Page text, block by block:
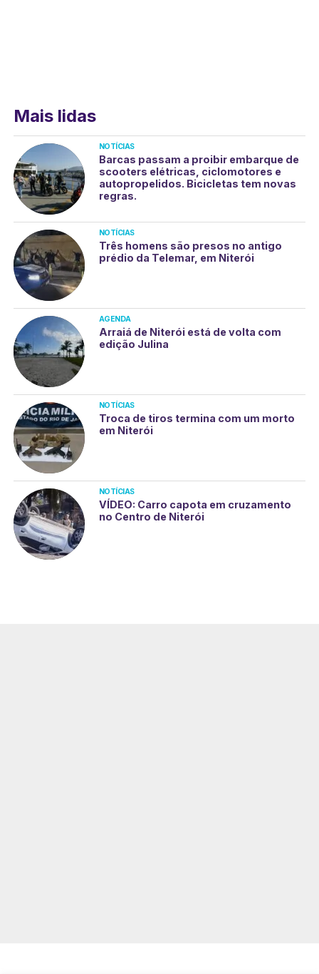
Mais lidas
NOTÍCIAS
Barcas passam a proibir embarque de
scooters elétricas, ciclomotores e
autopropelidos. Bicicletas tem novas
regras.
NOTÍCIAS
Três homens são presos no antigo
prédio da Telemar, em Niterói
AGENDA
Arraiá de Niterói está de volta com
edição Julina
NOTÍCIAS
Troca de tiros termina com um morto
em Niterói
NOTÍCIAS
VÍDEO: Carro capota em cruzamento
no Centro de Niterói